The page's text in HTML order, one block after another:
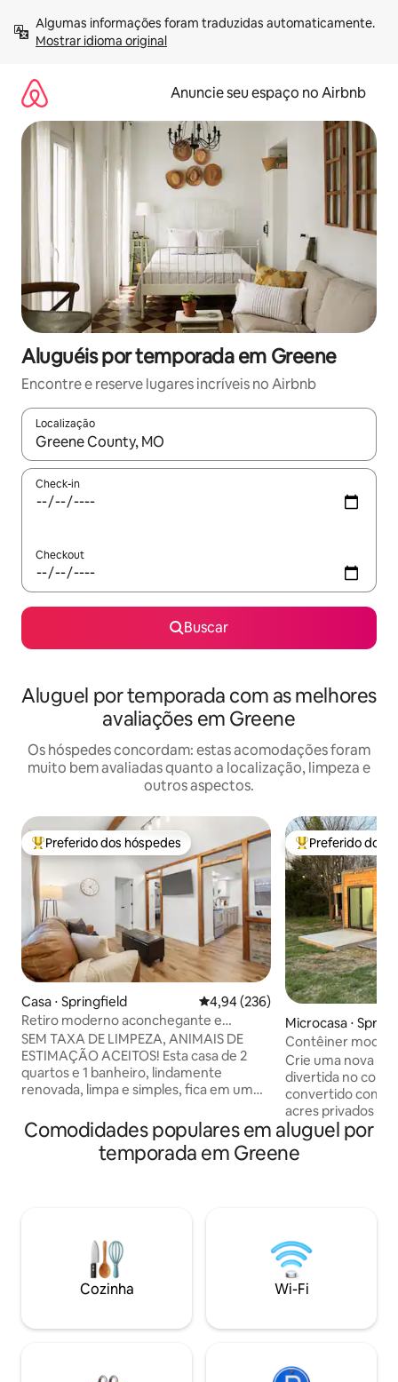
para
Mostrar idioma original
Anuncie seu espaço no Airbnb
Aluguéis por temporada em Greene
Encontre e reserve lugares incríveis no Airbnb
Localização
Quando os resultados estiverem disponíveis, explore-os
Check-in
Checkout
Buscar
Aluguel por temporada com as melhores
avaliações em Greene
Os hóspedes concordam: estas acomodações foram
muito bem avaliadas quanto a localização, limpeza e
outros aspectos.
Entre os melhores preferidos dos hóspedes
Preferido dos hóspedes
Casa ⋅ Springfield 4,94 de uma avaliação média de
4,94 (236)
Retiro moderno aconchegante e
tranquilo perto da Hwy 65 e Cherry St
SEM TAXA DE LIMPEZA, ANIMAIS DE
ESTIMAÇÃO ACEITOS! Esta casa de 2
quartos e 1 banheiro, lindamente
renovada, limpa e simples, fica em um
perto da Hwy 65. A poucos minutos de
restaurantes, mercearias e muito mais.
Desfrute de uma cama King e Queen,
corrida de carrinho de cachorro de 30
pés (taxa de animal de estimação de US
$ 50). 10 minutos ou menos para Bass
Pro, Mercy Hospital e universidades
distância!
Entre os
Preferido dos
Microcasa ⋅
Contêiner
perto de
Crie uma nova
divertida no
convertido com
acres privados a
comida, lojas e
guerra civil de
das vistas do pôr
é uma caminhada
bicicletas para
trilha Ozark. A unidade tem uma casa de
banho privativa
size.
Comodidades populares em aluguel por
temporada em Greene
Cozinha Wi-Fi